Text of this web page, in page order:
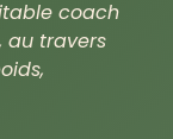
coach
au travers